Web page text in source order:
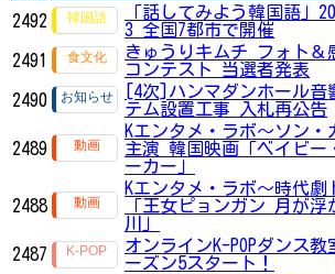
2492
「話してみよう韓国語」
3 全国7都市で開催
2491
きゅうりキムチ フォト＆
コンテスト 当選者発表
2490
[4次]ハンマダンホール音
テム設置工事 入札再公告
2489
Kエンタメ・ラボ～ソン・
主演 韓国映画「ベイビー
ーカー」
2488
Kエンタメ・ラボ～時代劇
「王女ピョンガン 月が浮
川」
2487
オンラインK-POPダンス教
ーズン5スタート！